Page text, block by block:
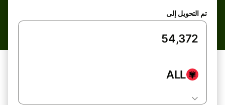
تم التحويل إلى
ALL